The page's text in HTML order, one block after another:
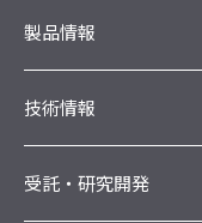
製品情報
技術情報
受託・研究開発